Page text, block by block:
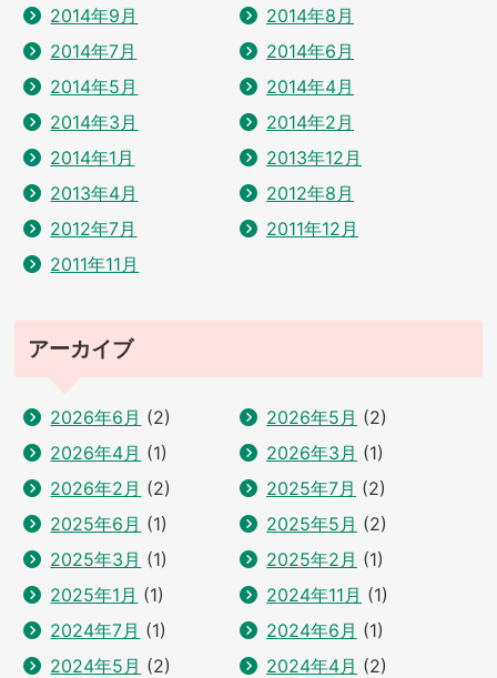
2014年9月
2014年8月
2014年7月
2014年6月
2014年5月
2014年4月
2014年3月
2014年2月
2014年1月
2013年12月
2013年4月
2012年8月
2012年7月
2011年12月
2011年11月
アーカイブ
2026年6月 (2) 2026年5月 (2)
2026年4月 (1) 2026年3月 (1)
2026年2月 (2) 2025年7月 (2)
2025年6月 (1) 2025年5月 (2)
2025年3月 (1) 2025年2月 (1)
2025年1月 (1) 2024年11月 (1)
2024年7月 (1) 2024年6月 (1)
2024年5月 (2) 2024年4月 (2)